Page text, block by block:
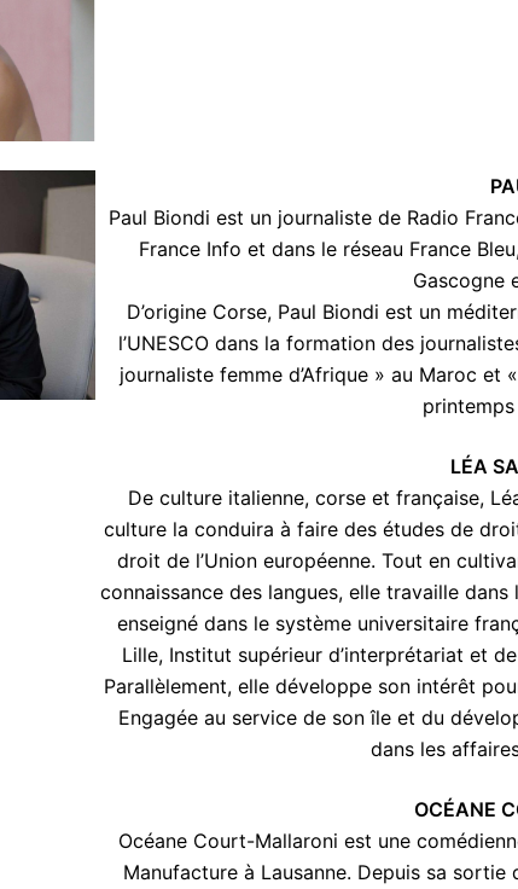
Paul Biondi est un journaliste de Radio
France Info et dans le réseau France
Gascogne
D’origine Corse, Paul Biondi est un
l’UNESCO dans la formation des
journaliste femme d’Afrique » au Maroc et
LÉA
De culture italienne, corse et française,
culture la conduira à faire des études de
droit de l’Union européenne. Tout en
connaissance des langues, elle travaille
enseigné dans le système universitaire
Lille, Institut supérieur d’interprétariat et
Parallèlement, elle développe son intérêt
Engagée au service de son île et du
dans les
OCÉANE
Océane Court-Mallaroni est une
Manufacture à Lausanne. Depuis sa sortie